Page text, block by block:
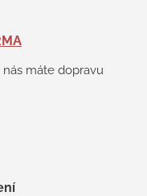
máte dopravu